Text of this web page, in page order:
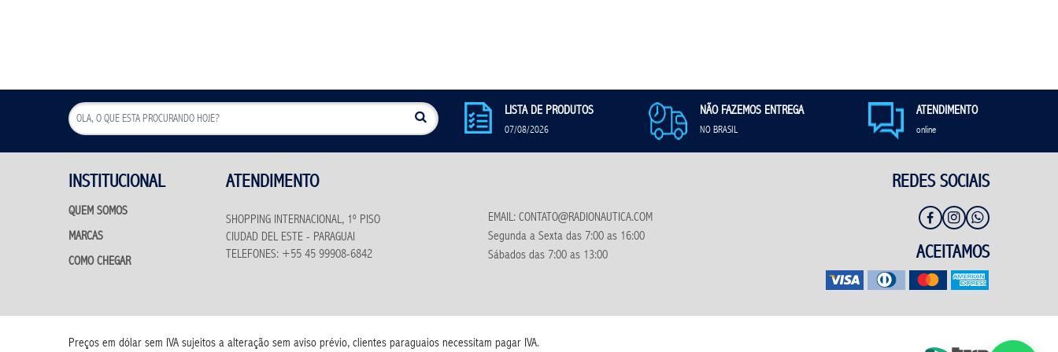
LISTA DE PRODUTOS
07/08/2026
NÃO FAZEMOS ENTREGA
NO BRASIL
ATENDIMENTO
online
INSTITUCIONAL
QUEM SOMOS
MARCAS
COMO CHEGAR
ATENDIMENTO
SHOPPING INTERNACIONAL, 1º PISO
CIUDAD DEL ESTE - PARAGUAI
TELEFONES: +55 45 99908-6842
EMAIL: CONTATO@RADIONAUTICA.COM
Segunda a Sexta das 7:00 as 16:00
Sábados das 7:00 as 13:00
REDES SOCIAIS
ACEITAMOS
Preços em dólar sem IVA sujeitos a alteração sem aviso prévio, clientes paraguaios necessitam pagar IVA.